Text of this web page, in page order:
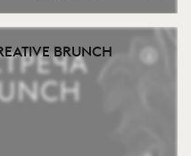
BRUNCH